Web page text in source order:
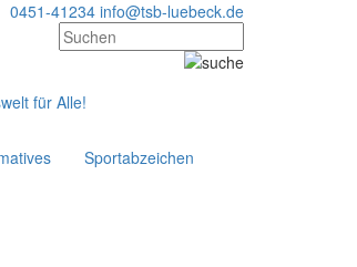
0451-41234 info@tsb-luebeck.de
für Alle!
Sportabzeichen